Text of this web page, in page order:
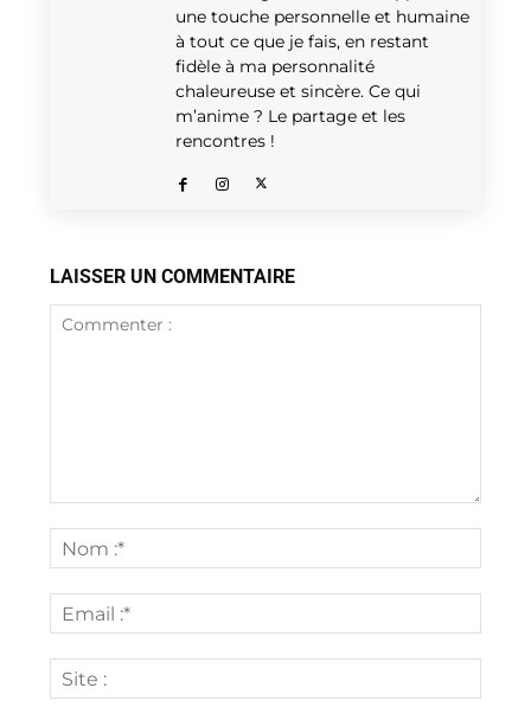
une touche personnelle et humaine
à tout ce que je fais, en restant
fidèle à ma personnalité
chaleureuse et sincère. Ce qui
m’anime ? Le partage et les
rencontres !
LAISSER UN COMMENTAIRE
:*
:*
: